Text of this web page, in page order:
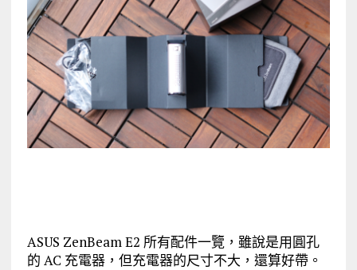
ASUS ZenBeam E2 所有配件一覽，雖說是用圓孔
的 AC 充電器，但充電器的尺寸不大，還算好帶。